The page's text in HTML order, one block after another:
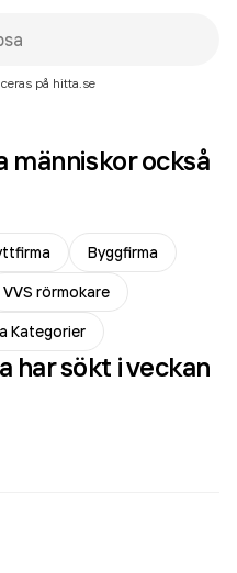
på hitta.se
människor också
Byggfirma
VVS rörmokare
Kategorier
har sökt i veckan